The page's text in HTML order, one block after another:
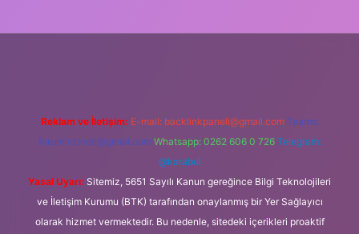
Reklam ve İletişim: E-mail: backlinkpaneli@gmail.com Teams:
forumhizmeti@gmail.com Whatsapp: 0262 606 0 726 Telegram:
@karabul
Yasal Uyarı: Sitemiz, 5651 Sayılı Kanun gereğince Bilgi Teknolojileri
ve İletişim Kurumu (BTK) tarafından onaylanmış bir Yer Sağlayıcı
olarak hizmet vermektedir. Bu nedenle, sitedeki içerikleri proaktif